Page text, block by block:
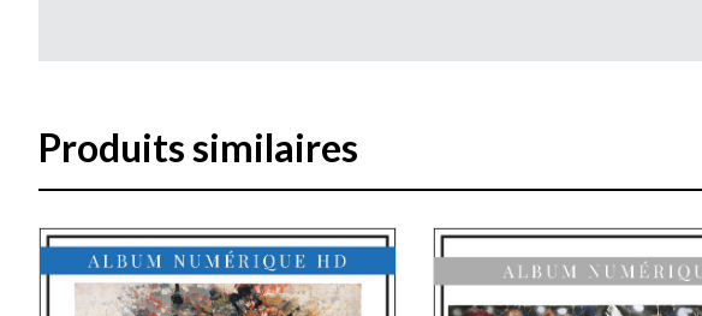
Produits similaires